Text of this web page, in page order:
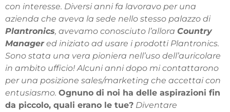
con interesse. Diversi anni fa lavoravo per una
azienda che aveva la sede nello stesso palazzo di
Plantronics, avevamo conosciuto l’allora Country
Managered iniziato ad usare i prodotti Plantronics.
Sono stata una vera pioniera nell’uso dell’auricolare
in ambito ufficio! Alcuni anni dopo mi contattarono
per una posizione sales/marketing che accettai con
entusiasmo. Ognuno di noi ha delle aspirazioni fin
da piccolo, quali erano le tue? Diventare